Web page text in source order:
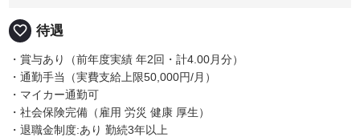
favorite_border 待遇
・賞与あり（前年度実績 年2回・計4.00月分）
・通勤手当（実費支給上限50,000円/月）
・マイカー通勤可
・社会保険完備（雇用 労災 健康 厚生）
・退職金制度:あり 勤続3年以上